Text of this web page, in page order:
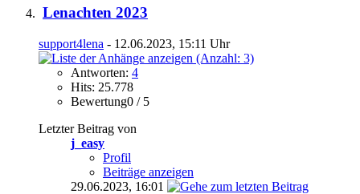
Lenachten 2023
support4lena - 12.06.2023, 15:11 Uhr
Antworten: 4
Hits: 25.778
Bewertung0 / 5
Letzter Beitrag von
j_easy
Profil
Beiträge anzeigen
29.06.2023, 16:01